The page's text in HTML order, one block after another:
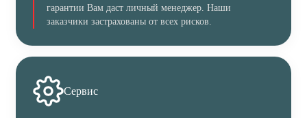
гарантии Вам даст личный менеджер. Наши
заказчики застрахованы от всех рисков.
Сервис